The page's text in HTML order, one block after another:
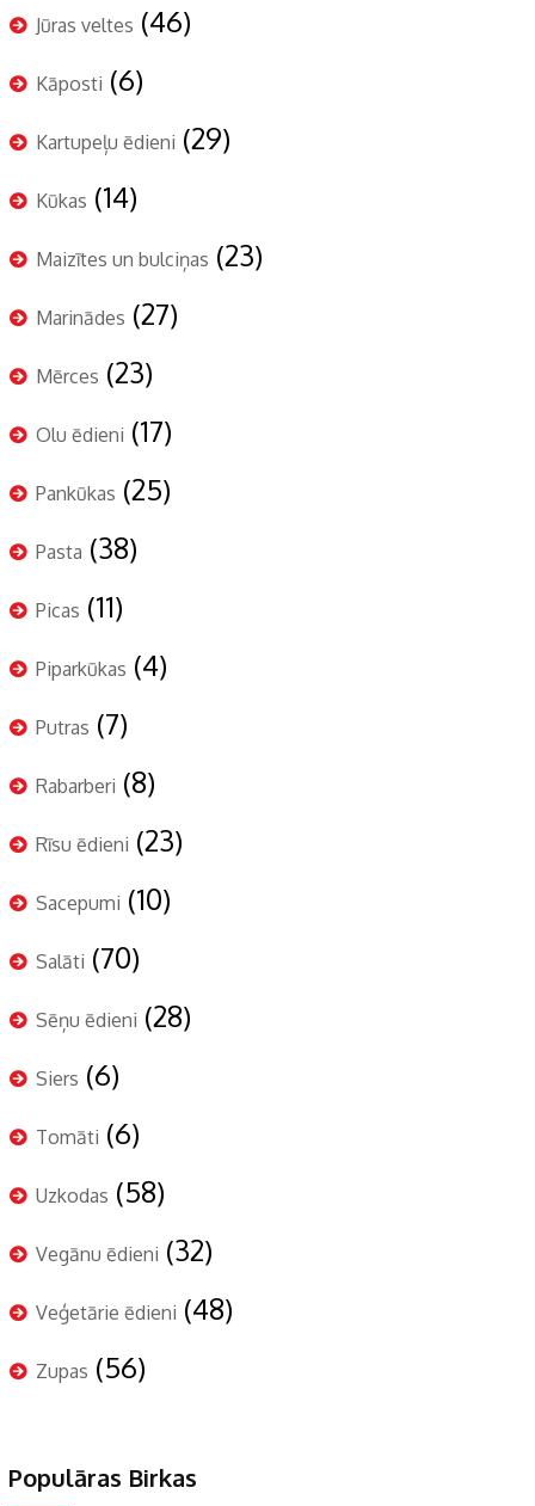
Jūras veltes (46)
Kāposti (6)
Kartupeļu ēdieni (29)
Kūkas (14)
Maizītes un bulciņas (23)
Marinādes (27)
Mērces (23)
Olu ēdieni (17)
Pankūkas (25)
Pasta (38)
Picas (11)
Piparkūkas (4)
Putras (7)
Rabarberi (8)
Rīsu ēdieni (23)
Sacepumi (10)
Salāti (70)
Sēņu ēdieni (28)
Siers (6)
Tomāti (6)
Uzkodas (58)
Vegānu ēdieni (32)
Veģetārie ēdieni (48)
Zupas (56)
Populāras Birkas